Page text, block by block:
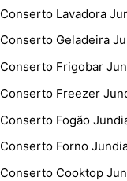
Conserto Lavadora
Conserto Geladeira
Conserto Frigobar
Conserto Freezer
Conserto Fogão
Conserto Forno
Conserto Cooktop